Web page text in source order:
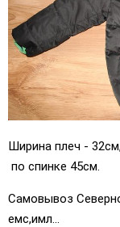
Ширина плеч -
по спинке 45см.
Самовывоз
емс,имл...